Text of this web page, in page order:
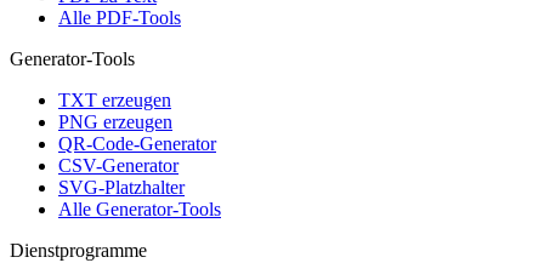
Alle PDF-Tools
Generator-Tools
TXT erzeugen
PNG erzeugen
QR-Code-Generator
CSV-Generator
SVG-Platzhalter
Alle Generator-Tools
Dienstprogramme